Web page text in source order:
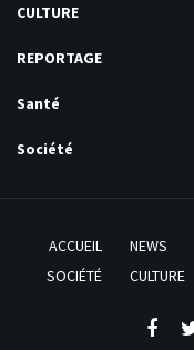
CULTURE
REPORTAGE
Santé
Société
ACCUEIL NEWS
SOCIÉTÉ
CULTURE